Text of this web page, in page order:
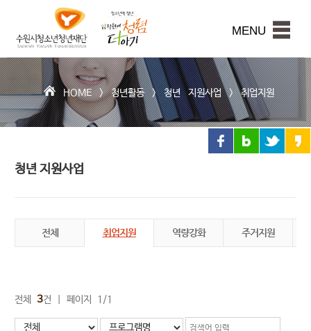
본문내용 바로가기
시
청
소
년
청
년
재
단
MENU
HOME >청년활동>청년 지원사업>취업지원
청년 지원사업
전체 취업지원 역량강화 주거지원
전체 3건 | 페이지 1/1